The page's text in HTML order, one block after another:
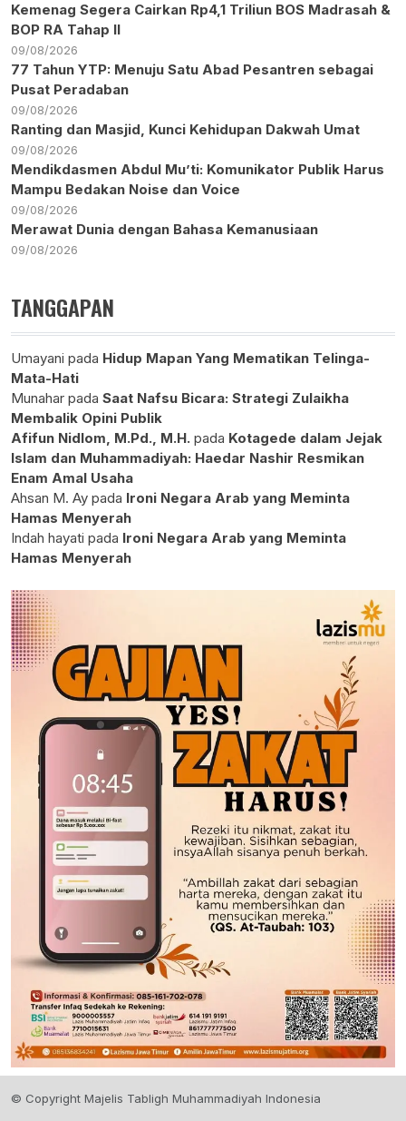
Kemenag Segera Cairkan Rp4,1 Triliun BOS Madrasah &
BOP RA Tahap II
09/08/2026
77 Tahun YTP: Menuju Satu Abad Pesantren sebagai
Pusat Peradaban
09/08/2026
Ranting dan Masjid, Kunci Kehidupan Dakwah Umat
09/08/2026
Mendikdasmen Abdul Mu’ti: Komunikator Publik Harus
Mampu Bedakan Noise dan Voice
09/08/2026
Merawat Dunia dengan Bahasa Kemanusiaan
09/08/2026
TANGGAPAN
Umayani pada Hidup Mapan Yang Mematikan Telinga-
Mata-Hati
Munahar pada Saat Nafsu Bicara: Strategi Zulaikha
Membalik Opini Publik
Afifun Nidlom, M.Pd., M.H. pada Kotagede dalam Jejak
Islam dan Muhammadiyah: Haedar Nashir Resmikan
Enam Amal Usaha
Ahsan M. Ay pada Ironi Negara Arab yang Meminta
Hamas Menyerah
Indah hayati pada Ironi Negara Arab yang Meminta
Hamas Menyerah
© Copyright Majelis Tabligh Muhammadiyah Indonesia